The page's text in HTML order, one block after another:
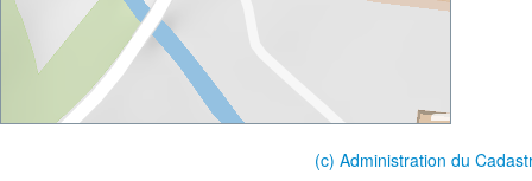
(c) Administration du